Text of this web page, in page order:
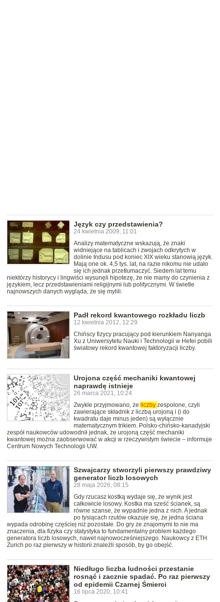
Język czy przedstawienia?
24 kwietnia 2009, 11:01
Analizy matematyczne wskazują, że znaki
widniejące na tablicach i zwojach odkrytych w
dolinie Indusu pod koniec XIX wieku stanowią język.
Mają one ok. 4,5 tys. lat, na razie nikomu nie udało
się ich jednak przetłumaczyć. Siedem lat temu
niektórzy historycy i lingwiści wysunęli hipotezę, że nie mamy do czynienia z
językiem, lecz przedstawieniami religijnymi lub politycznymi. W świetle
najnowszych danych wygląda, że się mylili.
Padł rekord kwantowego rozkładu liczb
12 kwietnia 2012, 12:29
Chińscy fizycy pracujący pod kierunkiem Nanyanga
Xu z Uniwersytetu Nauki i Technologii w Hefei pobili
światowy rekord kwantowej faktoryzacji liczby.
Urojona część mechaniki kwantowej
naprawdę istnieje
26 marca 2021, 10:24
Zwykle przyjmowano, że liczby zespolone, czyli
zawierające składnik z liczbą urojoną i (i do
kwadratu daje minus jeden) są wyłącznie
matematycznym trikiem. Polsko-chińsko-kanadyjski
zespół naukowców udowodnił jednak, że urojoną część mechaniki
kwantowej można zaobserwować w akcji w rzeczywistym świecie – informuje
Centrum Nowych Technologii UW.
Szwajcarzy stworzyli pierwszy prawdziwy
generator liczb losowych
28 maja 2026, 08:15
Gdy rzucasz kostką wydaje się, że wynik jest
całkowicie losowy. Kostka ma sześć ścianek, są
równe szanse, że wypadnie jedna z nich. A jednak
po tysiącach rzutów okazuje się, że jedna ściana
wypada odrobinę częściej niż pozostałe. Do gry ze znajomymi to nie ma
znaczenia, dla fizyka czy statystyka to fundamentalny problem każdego
generatora liczb losowych, nawet najnowocześniejszego. Naukowcy z ETH
Zurich po raz pierwszy w historii znaleźli sposób, by go obejść.
Niedługo liczba ludności przestanie
rosnąć i zacznie spadać. Po raz pierwszy
od epidemii Czarnej Śmierci
16 lipca 2020, 10:41